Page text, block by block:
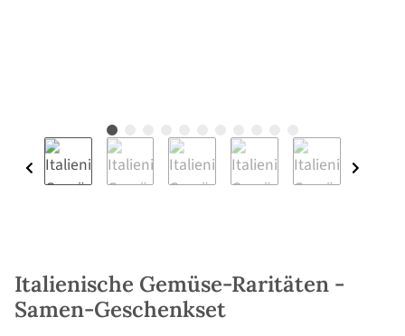
Italienische Gemüse-Raritäten -
Samen-Geschenkset